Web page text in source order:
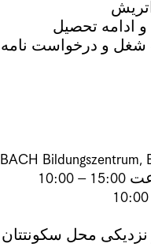
ادامه تحصیل
شغل و درخواست نامه
BACH Bildungszentrum,